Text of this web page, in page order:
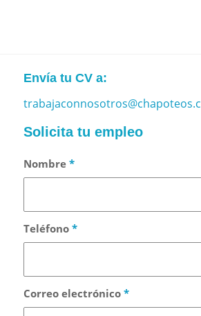
Envía tu CV a:
Solicita tu empleo
Nombre *
Teléfono *
Correo electrónico *